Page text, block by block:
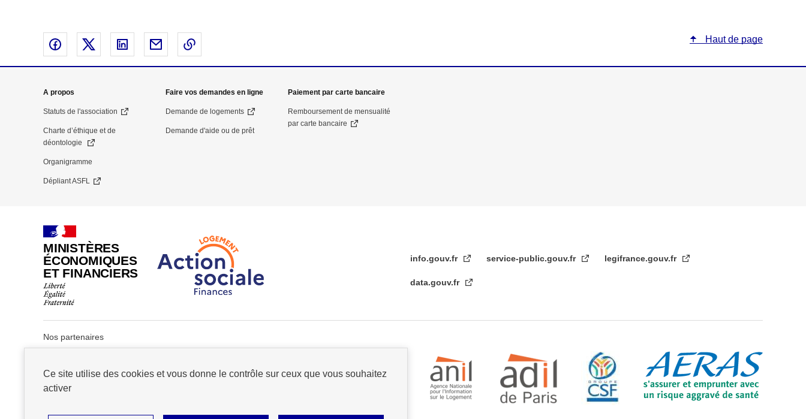
Ce site utilise des cookies et vous donne le contrôle sur ceux que vous souhaitez
activer
Partager sur Facebook - nouvelle fenêtre
Partager sur X - nouvelle fenêtre
Partager sur Linked In - nouvelle fenêtre
Partager par email - nouvelle fenêtre Haut de page
Mega
menu
Pied
de
page
A propos
Statuts de l'association
Charte d’éthique et de
déontologie
Organigramme
Dépliant ASFL
Faire vos demandes en ligne
Demande de logements
Demande d'aide ou de prêt
Paiement par carte bancaire
Remboursement de mensualité
par carte bancaire
MINISTÈRES
ÉCONOMIQUES
ET FINANCIERS
info.gouv.fr service-public.gouv.fr legifrance.gouv.fr
data.gouv.fr
Nos partenaires